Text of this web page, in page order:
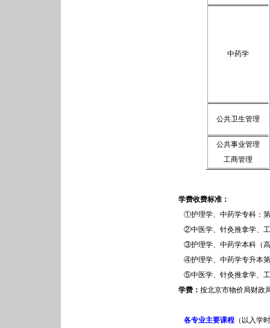
中药学
公共卫生管理
公共事业管理
工商管理
学费收费标准：
①护理学、中药学专科：第1
②中医学、针灸推拿学、
③护理学、中药学本科（高
④护理学、中药学专升本第1
⑤中医学、针灸推拿学、
学费： 按北京市物价局财政
各专业主要课程 （以入学